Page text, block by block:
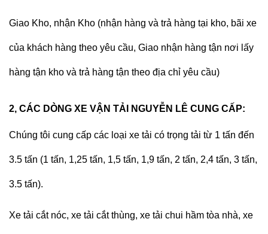
Giao Kho, nhận Kho (nhận hàng và trả hàng tại kho, bãi xe
của khách hàng theo yêu cầu, Giao nhận hàng tận nơi lấy
hàng tận kho và trả hàng tận theo địa chỉ yêu cầu)
2, CÁC DÒNG XE VẬN TẢI NGUYỄN LÊ CUNG CẤP:
Chúng tôi cung cấp các loại xe tải có trọng tải từ 1 tấn đến
3.5 tấn (1 tấn, 1,25 tấn, 1,5 tấn, 1,9 tấn, 2 tấn, 2,4 tấn, 3 tấn,
3.5 tấn).
Xe tải cắt nóc, xe tải cắt thùng, xe tải chui hầm tòa nhà, xe